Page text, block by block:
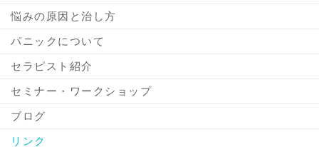
悩みの原因と治し方
パニックについて
セラピスト紹介
セミナー・ワークショップ
ブログ
リンク